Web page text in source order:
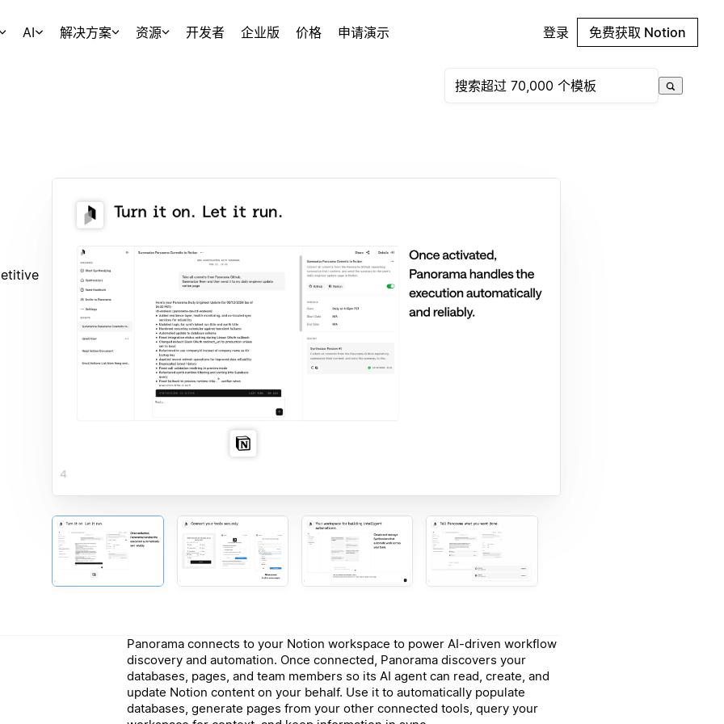
AI 解决方案 资源 开发者 企业版 价格 申请演示 登录 免费获取 Notion
Panorama connects to your Notion workspace to power AI-driven workflow
discovery and automation. Once connected, Panorama discovers your
databases, pages, and team members so its AI agent can read, create, and
update Notion content on your behalf. Use it to automatically populate
databases, generate pages from your other connected tools, query your